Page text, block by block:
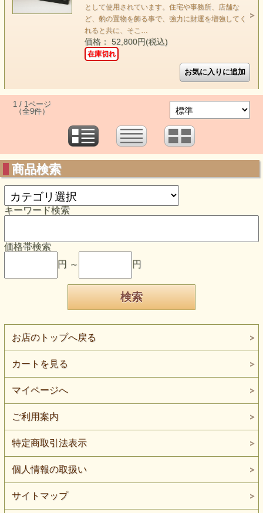
として使用されています。住宅や事務所、店舗な
ど、豹の置物を飾る事で、強力に財運を増強してく
れると共に、そこ…
価格： 52,800円(税込)
在庫切れ
1 / 1ページ
（全9件）
商品検索
キーワード検索
価格帯検索
円 ～
円
お店のトップへ戻る
カートを見る
マイページへ
ご利用案内
特定商取引法表示
個人情報の取扱い
サイトマップ